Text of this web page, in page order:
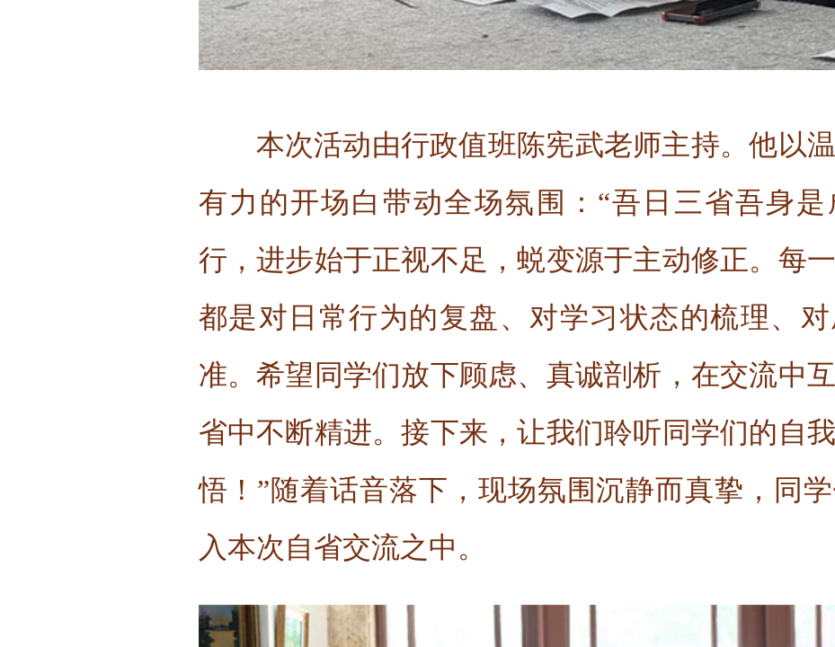
本次活动由行政值班陈宪武老师主持。他以
有力的开场白带动全场氛围：“吾日三省吾身
行，进步始于正视不足，蜕变源于主动修正。每
都是对日常行为的复盘、对学习状态的梳理、
准。希望同学们放下顾虑、真诚剖析，在交流中
省中不断精进。接下来，让我们聆听同学们的自
悟！”随着话音落下，现场氛围沉静而真挚，同
入本次自省交流之中。